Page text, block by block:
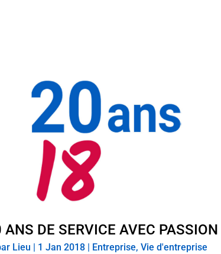
ANS DE SERVICE AVEC PASSION
Lieu 1 Jan 2018 Entreprise,Vie d'entreprise